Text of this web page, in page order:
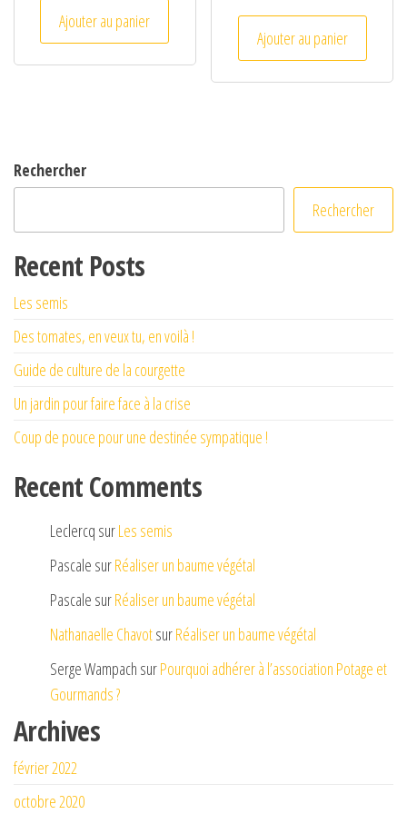
Ajouter au panier
Ajouter au panier
Rechercher
Rechercher
Recent Posts
Les semis
Des tomates, en veux tu, en voilà !
Guide de culture de la courgette
Un jardin pour faire face à la crise
Coup de pouce pour une destinée sympatique !
Recent Comments
Leclercq surLes semis
Pascale surRéaliser un baume végétal
Pascale surRéaliser un baume végétal
Nathanaelle ChavotsurRéaliser un baume végétal
Serge Wampach surPourquoi adhérer à l’association Potage et
Gourmands ?
Archives
février 2022
octobre 2020